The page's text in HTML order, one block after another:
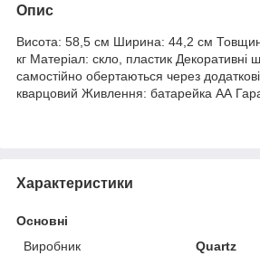
Опис
Висота: 58,5 см Ширина: 44,2 см
кг Матеріал: скло, пластик Декоративні
самостійно обертаються через
кварцовий Живлення: батарейка АА
Характеристики
Основні
Виробник
Quartz